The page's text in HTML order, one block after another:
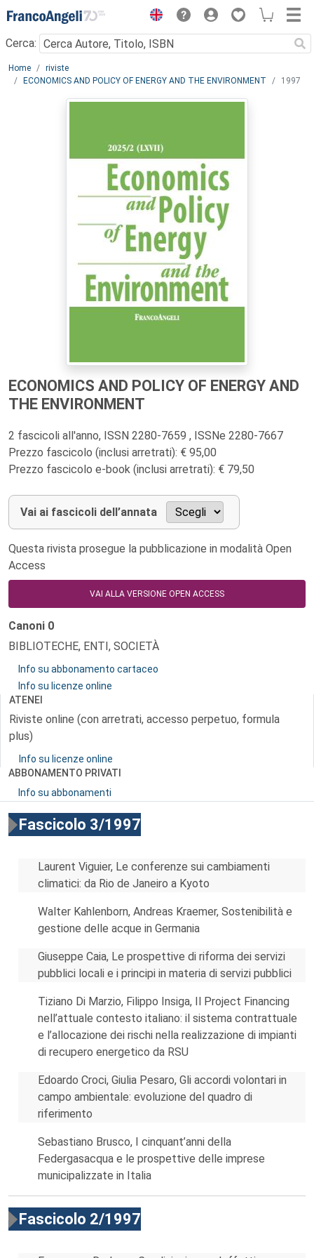
Menu
Cerca:
Main content
Home
riviste
ECONOMICS AND POLICY OF ENERGY AND THE ENVIRONMENT
1997
ECONOMICS AND POLICY OF ENERGY AND
THE ENVIRONMENT
2 fascicoli all'anno, ISSN 2280-7659 , ISSNe 2280-7667
Prezzo fascicolo (inclusi arretrati): € 95,00
Prezzo fascicolo e-book (inclusi arretrati): € 79,50
Vai ai fascicoli dell’annata
Questa rivista prosegue la pubblicazione in modalità Open
Access
VAI ALLA VERSIONE OPEN ACCESS
Canoni 0
BIBLIOTECHE, ENTI, SOCIETÀ
Info su abbonamento cartaceo
Info su licenze online
ATENEI
Riviste online (con arretrati, accesso perpetuo, formula
plus)
Info su licenze online
ABBONAMENTO PRIVATI
Info su abbonamenti
Fascicolo 3/1997
Laurent Viguier, Le conferenze sui cambiamenti
climatici: da Rio de Janeiro a Kyoto
Walter Kahlenborn, Andreas Kraemer, Sostenibilità e
gestione delle acque in Germania
Giuseppe Caia, Le prospettive di riforma dei servizi
pubblici locali e i principi in materia di servizi pubblici
Tiziano Di Marzio, Filippo Insiga, Il Project Financing
nell’attuale contesto italiano: il sistema contrattuale
e l’allocazione dei rischi nella realizzazione di impianti
di recupero energetico da RSU
Edoardo Croci, Giulia Pesaro, Gli accordi volontari in
campo ambientale: evoluzione del quadro di
riferimento
Sebastiano Brusco, I cinquant’anni della
Federgasacqua e le prospettive delle imprese
municipalizzate in Italia
Fascicolo 2/1997